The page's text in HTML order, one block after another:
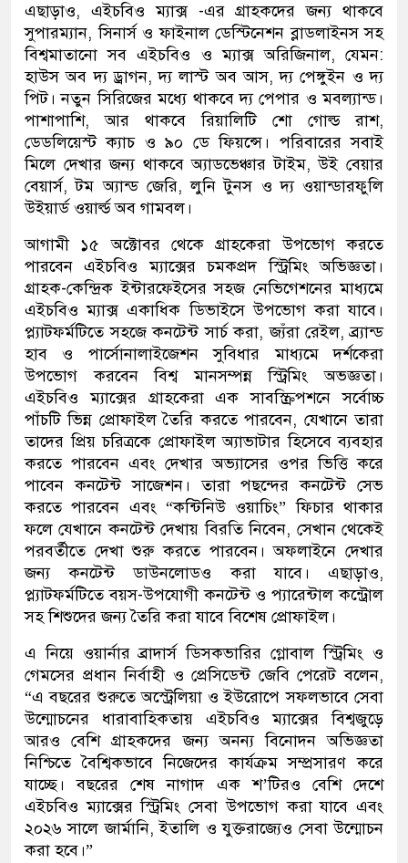
এছাড়াও, এইচবিও ম্যাক্স -এর গ্রাহকদের জন্য থাকবে
সুপারম্যান, সিনার্স ও ফাইনাল ডেস্টিনেশন ব্লাডলাইনস সহ
বিশ্বমাতানো সব এইচবিও ও ম্যাক্স অরিজিনাল, যেমন:
হাউস অব দ্য ড্রাগন, দ্য লাস্ট অব আস, দ্য পেঙ্গুইন ও দ্য
পিট। নতুন সিরিজের মধ্যে থাকবে দ্য পেপার ও মবল্যান্ড।
পাশাপাশি, আর থাকবে রিয়ালিটি শো গোল্ড রাশ,
ডেডলিয়েস্ট ক্যাচ ও ৯০ ডে ফিয়ন্সে। পরিবারের সবাই
মিলে দেখার জন্য থাকবে অ্যাডভেঞ্চার টাইম, উই বেয়ার
বেয়ার্স, টম অ্যান্ড জেরি, লুনি টুনস ও দ্য ওয়ান্ডারফুলি
উইয়ার্ড ওয়ার্ল্ড অব গামবল।
আগামী ১৫ অক্টোবর থেকে গ্রাহকেরা উপভোগ করতে
পারবেন এইচবিও ম্যাক্সের চমকপ্রদ স্ট্রিমিং অভিজ্ঞতা।
গ্রাহক-কেন্দ্রিক ইন্টারফেইসের সহজ নেভিগেশনের মাধ্যমে
এইচবিও ম্যাক্স একাধিক ডিভাইসে উপভোগ করা যাবে।
প্ল্যাটফর্মটিতে সহজে কনটেন্ট সার্চ করা, জ্যঁরা রেইল, ব্র্যান্ড
হাব ও পার্সোনালাইজেশন সুবিধার মাধ্যমে দর্শকেরা
উপভোগ করবেন বিশ্ব মানসম্পন্ন স্ট্রিমিং অভজ্ঞতা।
এইচবিও ম্যাক্সের গ্রাহকেরা এক সাবস্ক্রিপশনে সর্বোচ্চ
পাঁচটি ভিন্ন প্রোফাইল তৈরি করতে পারবেন, যেখানে তারা
তাদের প্রিয় চরিত্রকে প্রোফাইল অ্যাভাটার হিসেবে ব্যবহার
করতে পারবেন এবং দেখার অভ্যাসের ওপর ভিত্তি করে
পাবেন কনটেন্ট সাজেশন। তারা পছন্দের কনটেন্ট সেভ
করতে পারবেন এবং “কন্টিনিউ ওয়াচিং” ফিচার থাকার
ফলে যেখানে কনটেন্ট দেখায় বিরতি নিবেন, সেখান থেকেই
পরবর্তীতে দেখা শুরু করতে পারবেন। অফলাইনে দেখার
জন্য কনটেন্ট ডাউনলোডও করা যাবে। এছাড়াও,
প্ল্যাটফর্মটিতে বয়স-উপযোগী কনটেন্ট ও প্যারেন্টাল কন্ট্রোল
সহ শিশুদের জন্য তৈরি করা যাবে বিশেষ প্রোফাইল।
এ নিয়ে ওয়ার্নার ব্রাদার্স ডিসকভারির গ্লোবাল স্ট্রিমিং ও
গেমসের প্রধান নির্বাহী ও প্রেসিডেন্ট জেবি পেরেট বলেন,
“এ বছরের শুরুতে অস্ট্রেলিয়া ও ইউরোপে সফলভাবে সেবা
উন্মোচনের ধারাবাহিকতায় এইচবিও ম্যাক্সের বিশ্বজুড়ে
আরও বেশি গ্রাহকদের জন্য অনন্য বিনোদন অভিজ্ঞতা
নিশ্চিতে বৈশ্বিকভাবে নিজেদের কার্যক্রম সম্প্রসারণ করে
যাচ্ছে। বছরের শেষ নাগাদ এক শ’টিরও বেশি দেশে
এইচবিও ম্যাক্সের স্ট্রিমিং সেবা উপভোগ করা যাবে এবং
২০২৬ সালে জার্মানি, ইতালি ও যুক্তরাজ্যেও সেবা উন্মোচন
করা হবে।”